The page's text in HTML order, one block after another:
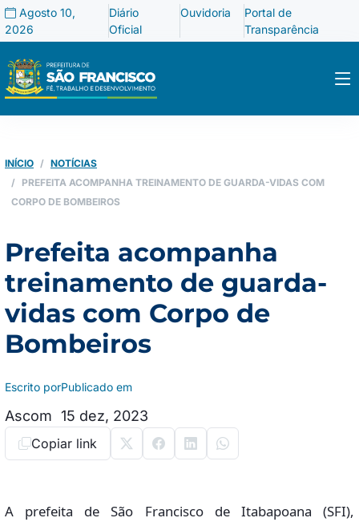
Agosto 10,
2026
Diário
Oficial
Ouvidoria
Portal de
Transparência
INÍCIO
NOTÍCIAS
PREFEITA ACOMPANHA TREINAMENTO DE GUARDA-VIDAS COM
CORPO DE BOMBEIROS
Prefeita acompanha
treinamento de guarda-
vidas com Corpo de
Bombeiros
Escrito por
Ascom
Publicado em
15 dez, 2023
Copiar link
A prefeita de São Francisco de Itabapoana (SFI),